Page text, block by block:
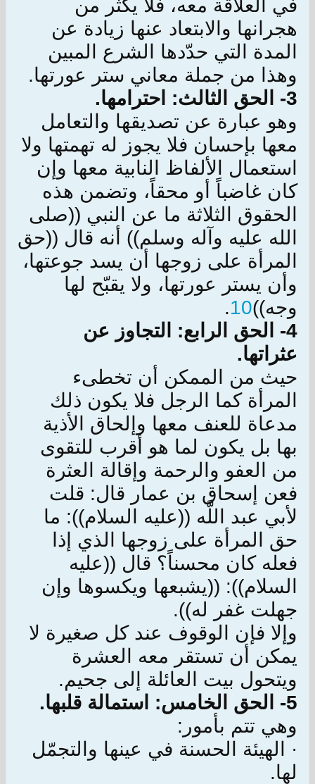
في العلاقة معه، فلا يكثر من
هجرانها والابتعاد عنها زيادة عن
المدة التي حدّدها الشرع المبين
وهذا من جملة معاني ستر عورتها.
3- الحق الثالث: احترامها.
وهو عبارة عن تصديقها والتعامل
معها بإحسان فلا يجوز له تهمتها ولا
استعمال الألفاظ النابية معها وإن
كان غاضباً أو محقاً، وتضمن هذه
الحقوق الثلاثة ما عن النبي ((صلى
الله عليه وآله وسلم)) أنه قال ((حق
المرأة على زوجها أن يسد جوعتها،
وأن يستر عورتها، ولا يقبّح لها
وجه))10
.
4- الحق الرابع: التجاوز عن
عثراتها.
حيث من الممكن أن تخطى‏ء
المرأة كما الرجل فلا يكون ذلك
مدعاة للعنف معها وإلحاق الأذية
بها بل يكون لما هو أقرب للتقوى
من العفو والرحمة وإقالة العثرة
فعن إسحاق بن عمار قال: قلت
لأبي عبد اللَّه‏ ((عليه السلام)): ما
حق المرأة على زوجها الذي إذا
فعله كان محسناً؟ قال‏ ((عليه
السلام)): ((يشبعها ويكسوها وإن
جهلت غفر له)).
وإلا فإن الوقوف عند كل صغيرة لا
يمكن أن تستقر معه العشرة
ويتحول بيت العائلة إلى جحيم.
5- الحق الخامس: استمالة قلبها.
وهي تتم بأمور:
· الهيئة الحسنة في عينها والتجمّل
لها.